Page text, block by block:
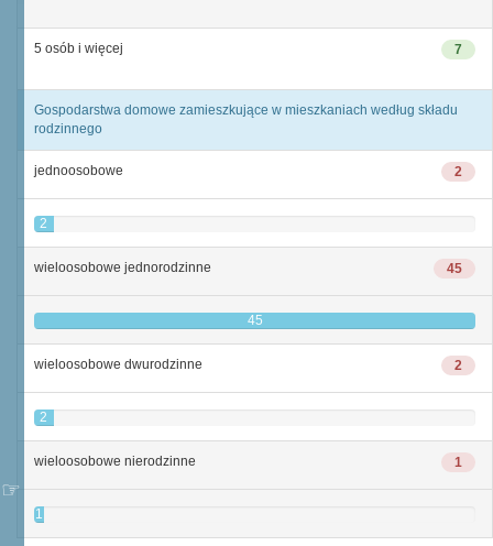
7
5 osób i więcej
Gospodarstwa domowe zamieszkujące w mieszkaniach według składu
rodzinnego
2
jednoosobowe
2
45
wieloosobowe jednorodzinne
45
2
wieloosobowe dwurodzinne
2
1
wieloosobowe nierodzinne
1